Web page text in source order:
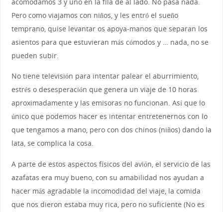
Pero como viajamos con niños, y les entró el sueño
temprano, quise levantar os apoya-manos que separan los
asientos para que estuvieran más cómodos y … nada, no se
pueden subir.
No tiene televisión para intentar palear el aburrimiento,
estrés o desesperación que genera un viaje de 10 horas
aproximadamente y las emisoras no funcionan. Así que lo
único que podemos hacer es intentar entretenernos con lo
que tengamos a mano, pero con dos chinos (niños) dando la
lata, se complica la cosa.
A parte de estos aspectos físicos del avión, el servicio de las
azafatas era muy bueno, con su amabilidad nos ayudan a
hacer más agradable la incomodidad del viaje, la comida
que nos dieron estaba muy rica, pero no suficiente (No es